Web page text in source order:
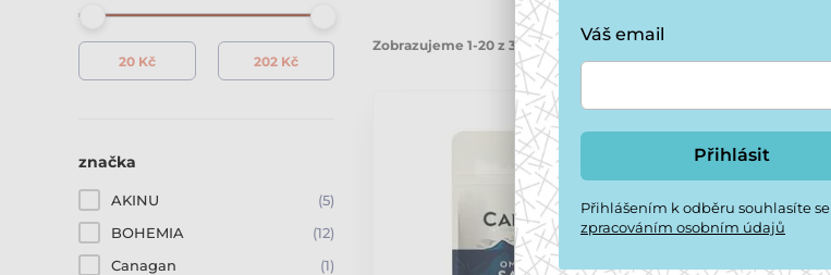
značka
AKINU
(5)
BOHEMIA
(12)
Canagan
(1)
Zobrazujeme 1-20 z 37 produktů
Váš email
Přihlásit
Přihlášením k odběru souhlasíte se
zpracováním osobním údajů